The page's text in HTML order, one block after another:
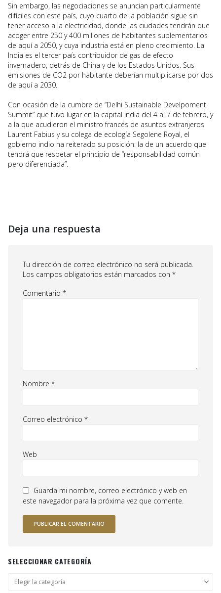
Sin embargo, las negociaciones se anuncian particularmente
difíciles con este país, cuyo cuarto de la población sigue sin
tener acceso a la electricidad, donde las ciudades tendrán que
acoger entre 250 y 400 millones de habitantes suplementarios
de aquí a 2050, y cuya industria está en pleno crecimiento. La
India es el tercer país contribuidor de gas de efecto
invernadero, detrás de China y de los Estados Unidos. Sus
emisiones de CO2 por habitante deberían multiplicarse por dos
de aquí a 2030.
Con ocasión de la cumbre de “Delhi Sustainable Develpoment
Summit” que tuvo lugar en la capital india del 4 al 7 de febrero, y
a la que acudieron el ministro francés de asuntos extranjeros
Laurent Fabius y su colega de ecología Segolene Royal, el
gobierno indio ha reiterado su posición: la de un acuerdo que
tendrá que respetar el principio de “responsabilidad común
pero diferenciada”.
Deja una respuesta
Tu dirección de correo electrónico no será publicada.
Los campos obligatorios están marcados con *
Comentario *
Nombre *
Correo electrónico *
Web
Guarda mi nombre, correo electrónico y web en
este navegador para la próxima vez que comente.
SELECCIONAR CATEGORÍA
Seleccionar
categoría